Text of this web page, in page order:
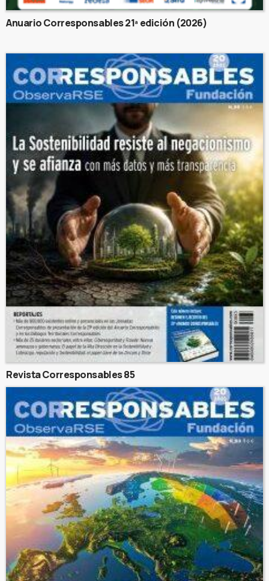
Anuario Corresponsables 21ª edición (2026)
Revista Corresponsables 85